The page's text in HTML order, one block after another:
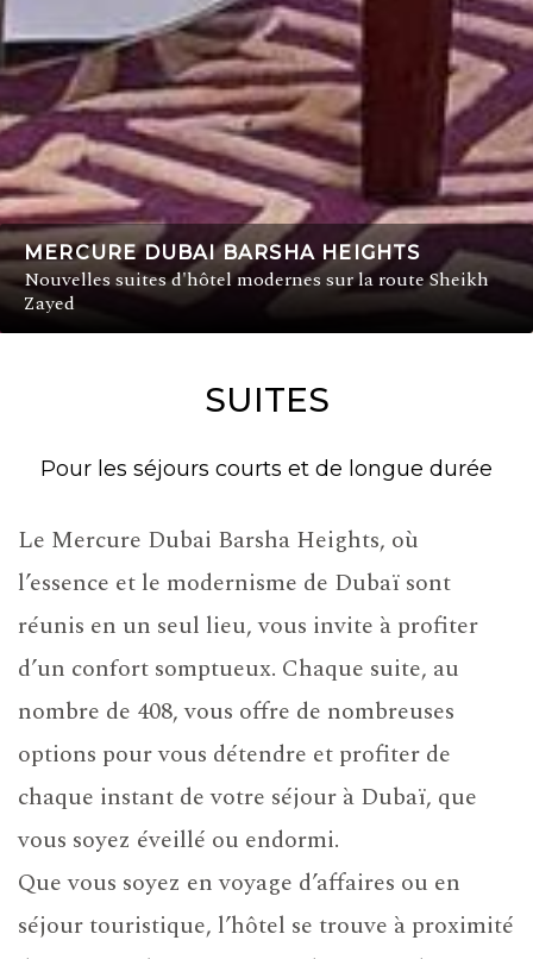
MERCURE DUBAI BARSHA HEIGHTS
Nouvelles suites d'hôtel modernes sur la route Sheikh
Zayed
SUITES
Pour les séjours courts et de longue durée
Le Mercure Dubai Barsha Heights, où
l’essence et le modernisme de Dubaï sont
réunis en un seul lieu, vous invite à profiter
d’un confort somptueux. Chaque suite, au
nombre de 408, vous offre de nombreuses
options pour vous détendre et profiter de
chaque instant de votre séjour à Dubaï, que
vous soyez éveillé ou endormi.
Que vous soyez en voyage d’affaires ou en
séjour touristique, l’hôtel se trouve à proximité